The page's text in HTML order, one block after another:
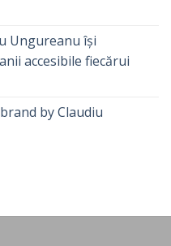
Ungureanu își
accesibile fiecărui
by Claudiu